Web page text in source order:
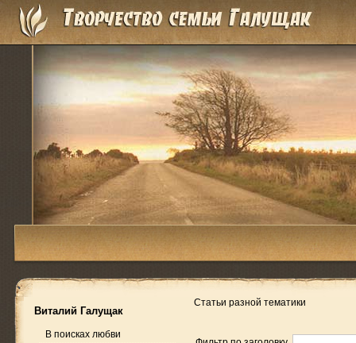
Виталий Галущак
В поисках любви
Статьи разной тематики